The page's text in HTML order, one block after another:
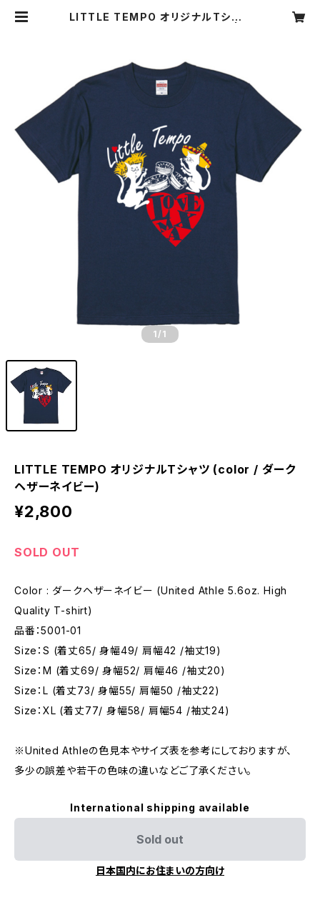
LITTLE TEMPO オリジナルTシャツ
1 /1
LITTLE TEMPO オリジナルTシャツ (color / ダーク
ヘザーネイビー)
¥2,800
SOLD OUT
Color : ダークヘザーネイビー (United Athle 5.6oz. High
Quality T-shirt)
品番：5001-01
Size：S (着丈65/ 身幅49/ 肩幅42 /袖丈19)
Size：M (着丈69/ 身幅52/ 肩幅46 /袖丈20)
Size：L (着丈73/ 身幅55/ 肩幅50 /袖丈22)
Size：XL (着丈77/ 身幅58/ 肩幅54 /袖丈24)
※United Athleの色見本やサイズ表を参考にしておりますが、
多少の誤差や若干の色味の違いなどご了承ください。
International shipping available
Sold out
日本国内にお住まいの方向け